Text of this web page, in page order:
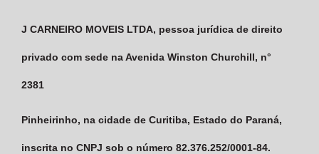
J CARNEIRO MOVEIS LTDA, pessoa jurídica de direito
privado com sede na Avenida Winston Churchill, n°
2381
Pinheirinho, na cidade de Curitiba, Estado do Paraná,
inscrita no CNPJ sob o número 82.376.252/0001-84.